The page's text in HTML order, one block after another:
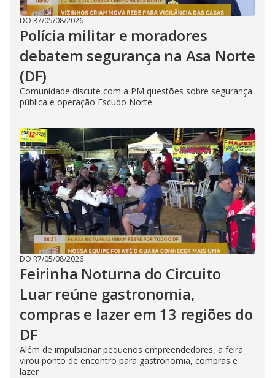
DO R7/05/08/2026
Polícia militar e moradores
debatem segurança na Asa Norte
(DF)
Comunidade discute com a PM questões sobre segurança
pública e operação Escudo Norte
DO R7/05/08/2026
Feirinha Noturna do Circuito
Luar reúne gastronomia,
compras e lazer em 13 regiões do
DF
Além de impulsionar pequenos empreendedores, a feira
virou ponto de encontro para gastronomia, compras e
lazer